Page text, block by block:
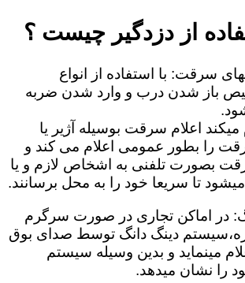
از دزدگیر چیست ؟
سرقت: با استفاده از انواع
باز شدن درب و وارد شدن ضربه
اعلام سرقت بوسیله آژیر یا
را بطور عمومی اعلام می کند و
بصورت تلفنی به اشخاص لازم و یا
تا سریعا خود را به محل برسانند.
در اماکن تجاری در صورت سرگرم
دینگ دانگ توسط صدای بوق
مینماید و بدین وسیله سیستم
را نشان میدهد.